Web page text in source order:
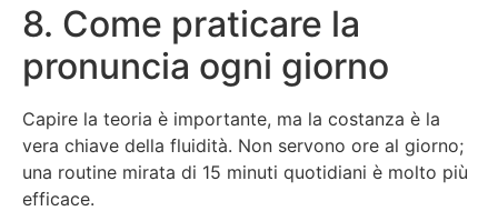
8. Come praticare la
pronuncia ogni giorno
Capire la teoria è importante, ma la costanza è la
vera chiave della fluidità. Non servono ore al giorno;
una routine mirata di 15 minuti quotidiani è molto più
efficace.